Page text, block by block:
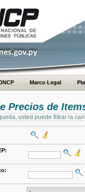
Marco Legal
Precios de
usted puede filtrar la